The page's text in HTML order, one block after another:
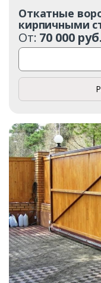
Откатные
кирпичными
От: 70 000